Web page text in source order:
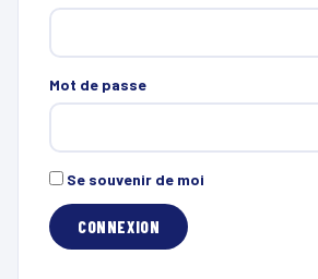
Mot de passe
Se souvenir de moi